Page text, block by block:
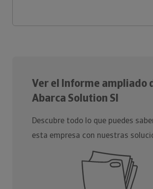
Ver el Informe ampliado
Abarca Solution Sl
Descubre todo lo que puedes
esta empresa con nuestras